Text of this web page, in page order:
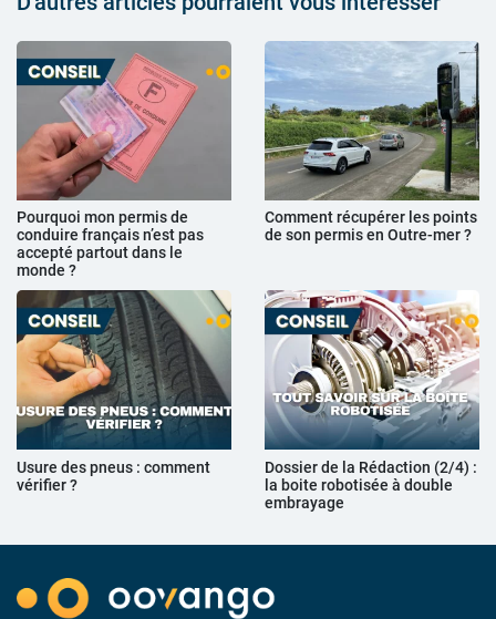
Pourquoi mon permis de
conduire français n’est pas
accepté partout dans le
monde ?
Comment récupérer les points
de son permis en Outre-mer ?
Usure des pneus : comment
vérifier ?
Dossier de la Rédaction (2/4) :
la boite robotisée à double
embrayage